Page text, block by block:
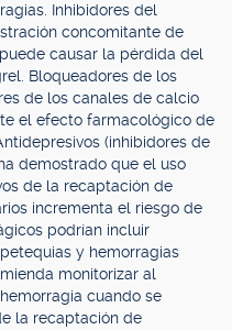
Inhibidores del
concomitante de
causar la pérdida del
Bloqueadores de los
de los canales de calcio
el efecto farmacológico de
(inhibidores de
demostrado que el uso
de la recaptación de
incrementa el riesgo de
podrían incluir
y hemorragias
monitorizar al
cuando se
la recaptación de